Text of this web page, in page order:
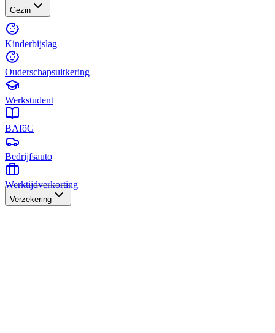
Gezin
Kinderbijslag
Ouderschapsuitkering
Werkstudent
BAföG
Bedrijfsauto
Werktijdverkorting
Verzekering